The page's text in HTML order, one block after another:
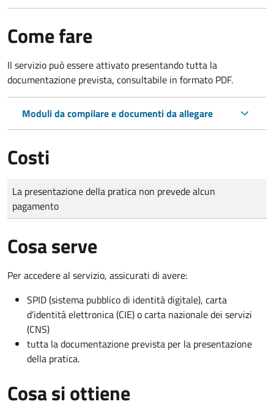
Come fare
Il servizio può essere attivato presentando tutta la
documentazione prevista, consultabile in formato PDF.
Moduli da compilare e documenti da allegare
Costi
Tipo di pagamento
Importo
La presentazione della pratica non prevede alcun
pagamento
Cosa serve
Per accedere al servizio, assicurati di avere:
SPID (sistema pubblico di identità digitale), carta
d’identità elettronica (CIE) o carta nazionale dei servizi
(CNS)
tutta la documentazione prevista per la presentazione
della pratica.
Cosa si ottiene